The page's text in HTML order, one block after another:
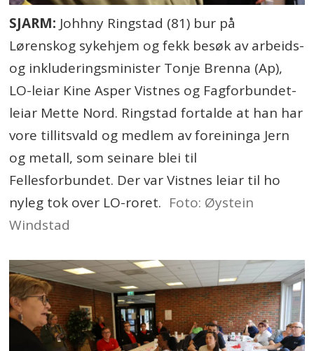
SJARM: Johhny Ringstad (81) bur på
Lørenskog sykehjem og fekk besøk av arbeids-
og inkluderingsminister Tonje Brenna (Ap),
LO-leiar Kine Asper Vistnes og Fagforbundet-
leiar Mette Nord. Ringstad fortalde at han har
vore tillitsvald og medlem av foreininga Jern
og metall, som seinare blei til
Fellesforbundet. Der var Vistnes leiar til ho
nyleg tok over LO-roret. Foto: Øystein
Windstad